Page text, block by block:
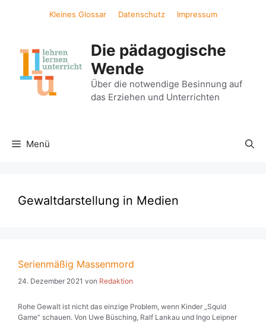
Kleines Glossar Datenschutz Impressum
Die pädagogische
Wende
Über die notwendige Besinnung auf
das Erziehen und Unterrichten
Menü
Gewaltdarstellung in Medien
Serienmäßig Massenmord
24. Dezember 2021 von Redaktion
Rohe Gewalt ist nicht das einzige Problem, wenn Kinder „Squid
Game“ schauen. Von Uwe Büsching, Ralf Lankau und Ingo Leipner